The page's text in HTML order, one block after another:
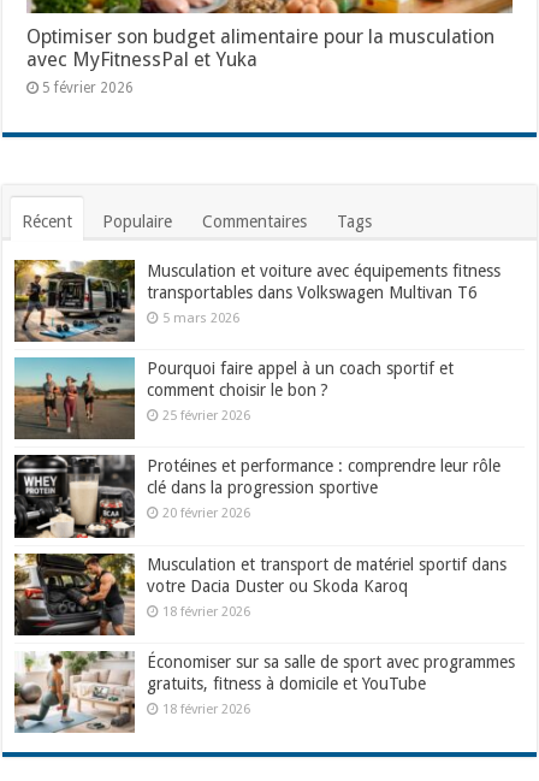
Optimiser son budget alimentaire pour la musculation
avec MyFitnessPal et Yuka
5 février 2026
Récent Populaire Commentaires Tags
Musculation et voiture avec équipements fitness
transportables dans Volkswagen Multivan T6
5 mars 2026
Pourquoi faire appel à un coach sportif et
comment choisir le bon ?
25 février 2026
Protéines et performance : comprendre leur rôle
clé dans la progression sportive
20 février 2026
Musculation et transport de matériel sportif dans
votre Dacia Duster ou Skoda Karoq
18 février 2026
Économiser sur sa salle de sport avec programmes
gratuits, fitness à domicile et YouTube
18 février 2026